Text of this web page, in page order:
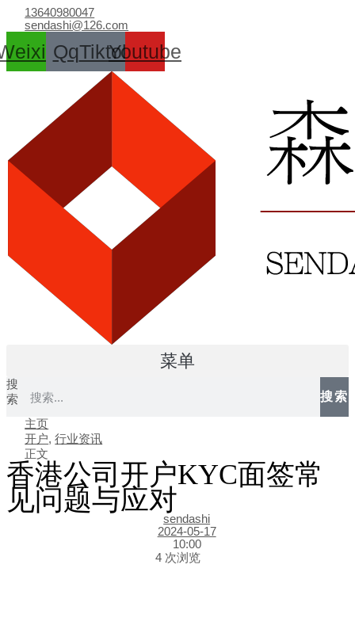
容
13640980047
sendashi@126.com
QqTiktokYoutube
菜单
搜
索
搜索
主页
开户,行业资讯
正文
香港公司开户KYC面签常
见问题与应对
sendashi
2024-05-17
10:00
4 次浏览